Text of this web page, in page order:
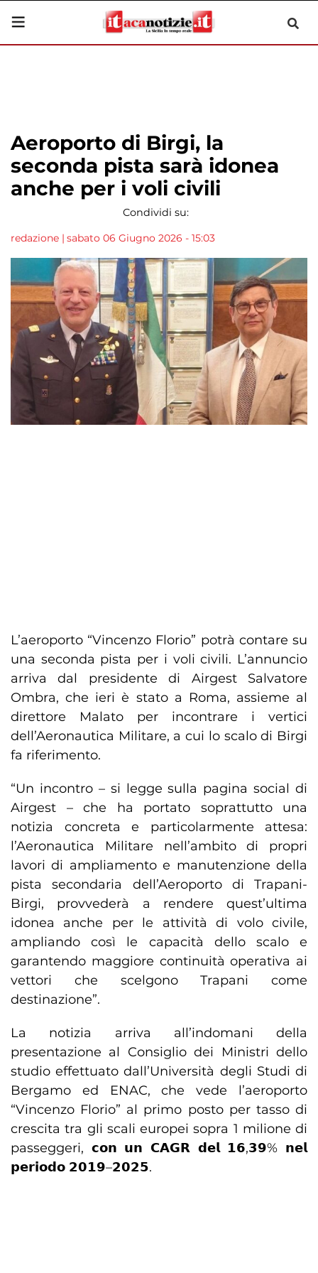
Aeroporto di Birgi, la
seconda pista sarà idonea
anche per i voli civili
Condividi su:
redazione | sabato 06 Giugno 2026 - 15:03
L’aeroporto “Vincenzo Florio” potrà contare su
una seconda pista per i voli civili. L’annuncio
arriva dal presidente di Airgest Salvatore
Ombra, che ieri è stato a Roma, assieme al
direttore Malato per incontrare i vertici
dell’Aeronautica Militare, a cui lo scalo di Birgi
fa riferimento.
“Un incontro – si legge sulla pagina social di
Airgest – che ha portato soprattutto una
notizia concreta e particolarmente attesa:
l’Aeronautica Militare nell’ambito di propri
lavori di ampliamento e manutenzione della
pista secondaria dell’Aeroporto di Trapani-
Birgi, provvederà a rendere quest’ultima
idonea anche per le attività di volo civile,
ampliando così le capacità dello scalo e
garantendo maggiore continuità operativa ai
vettori che scelgono Trapani come
destinazione”.
La notizia arriva all’indomani della
presentazione al Consiglio dei Ministri dello
studio effettuato dall’Università degli Studi di
Bergamo ed ENAC, che vede l’aeroporto
“Vincenzo Florio” al primo posto per tasso di
crescita tra gli scali europei sopra 1 milione di
passeggeri, 𝗰𝗼𝗻 𝘂𝗻 𝗖𝗔𝗚𝗥 𝗱𝗲𝗹 𝟭𝟲,𝟯𝟵% 𝗻𝗲𝗹
𝗽𝗲𝗿𝗶𝗼𝗱𝗼 𝟮𝟬𝟭𝟵–𝟮𝟬𝟮𝟱.